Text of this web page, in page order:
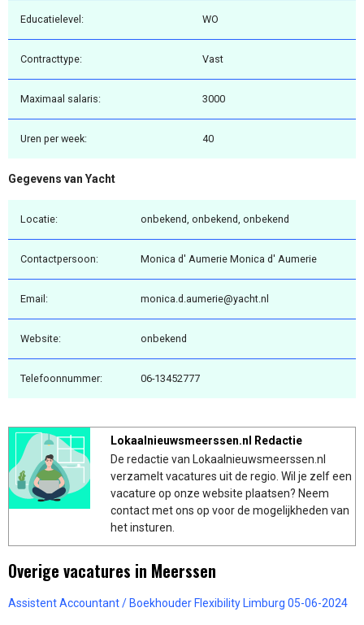
Educatielevel: WO
Contracttype: Vast
Maximaal salaris: 3000
Uren per week: 40
Gegevens van Yacht
Locatie: onbekend, onbekend, onbekend
Contactpersoon: Monica d' Aumerie Monica d' Aumerie
Email: monica.d.aumerie@yacht.nl
Website: onbekend
Telefoonnummer: 06-13452777
Lokaalnieuwsmeerssen.nl Redactie
De redactie van Lokaalnieuwsmeerssen.nl
verzamelt vacatures uit de regio. Wil je zelf een
vacature op onze website plaatsen? Neem
contact met ons op voor de mogelijkheden van
het insturen.
Overige vacatures in Meerssen
Assistent Accountant / Boekhouder Flexibility Limburg 05-06-2024